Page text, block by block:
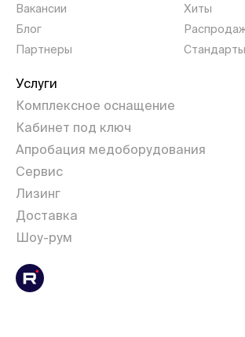
Вакансии
Блог
Партнеры
Хиты
Услуги
Комплексное оснащение
Кабинет под ключ
Апробация медоборудования
Сервис
Лизинг
Доставка
Шоу-рум